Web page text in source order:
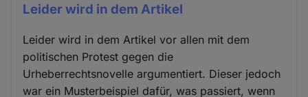
Leider wird in dem Artikel
Leider wird in dem Artikel vor allen mit dem
politischen Protest gegen die
Urheberrechtsnovelle argumentiert. Dieser jedoch
war ein Musterbeispiel dafür, was passiert, wenn